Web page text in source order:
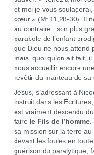
et moi je vous
cœur » (Mt 11,28-30). Il
au contraire ; son plus
parabole de l’enfant
que Dieu ne nous attend
mais, quoi qu’on ait fait,
nous accueillir encore
revêtir du manteau de sa
Jésus, s’adressant à
instruit dans les
est vraiment descendu
faire le Fils de l’homme.
sa mission sur la terre au
devant les foules en
guérison du paralytique,